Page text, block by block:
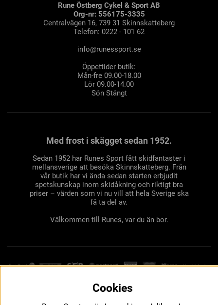
Rune Östberg Cykel & Sport AB
Org-nr: 556175-3335
Centralvägen 16, 739 31 Skinnskatteberg
Telefon: 0222 - 101 62
info@runessport.se
Öppettider butik:
Mån-fre 09.00-18.00
Lör 09.00-14.00
Sön Stängt
Med frost i skägget sedan 1952.
Sedan 1952 har Runes Sport fått skidfantaster i
mellansverige att besöka Skinnskatteberg. Från
vår butik har vi ända sedan starten erbjudit
spetskunskap inom skidåkning och riktigt bra
priser – värden som vi nu vill att hela Sverige ska
få ta del av.
Välkommen till Runes, var du än bor.
Cookies